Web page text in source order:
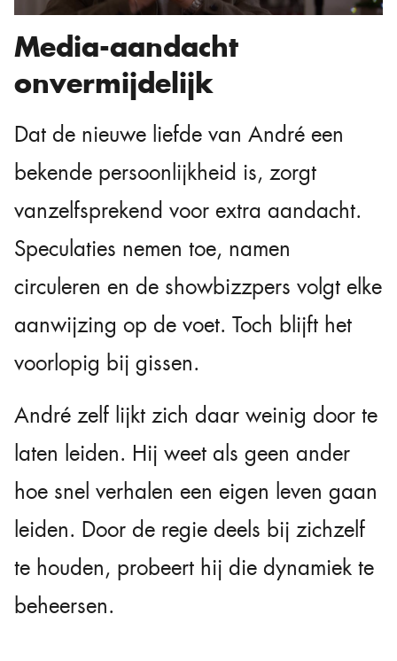
Media-aandacht
onvermijdelijk
Dat de nieuwe liefde van André een
bekende persoonlijkheid is, zorgt
vanzelfsprekend voor extra aandacht.
Speculaties nemen toe, namen
circuleren en de showbizzpers volgt elke
aanwijzing op de voet. Toch blijft het
voorlopig bij gissen.
André zelf lijkt zich daar weinig door te
laten leiden. Hij weet als geen ander
hoe snel verhalen een eigen leven gaan
leiden. Door de regie deels bij zichzelf
te houden, probeert hij die dynamiek te
beheersen.